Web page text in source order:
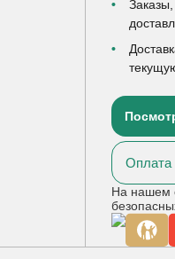
Оплата
На нашем